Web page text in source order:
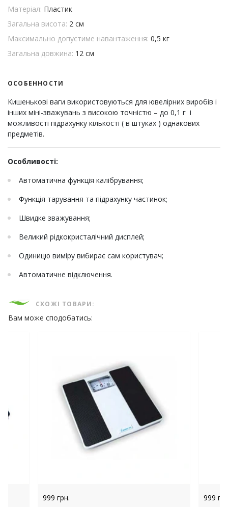
Матеріал: Пластик
Загальна висота: 2 см
Максимально допустиме навантаження: 0,5 кг
Загальна довжина: 12 см
ОСОБЕННОСТИ
Кишенькові ваги використовуються для ювелірних виробів і
інших міні-зважувань з високою точністю – до 0,1 г і
можливості підрахунку кількості ( в штуках ) однакових
предметів.
Особливості:
Автоматична функція калібрування;
Функція тарування та підрахунку частинок;
Швидке зважування;
Великий рідкокристалічний дисплей;
Одиницю виміру вибирає сам користувач;
Автоматичне відключення.
СХОЖІ ТОВАРИ:
Вам може сподобатись:
999 грн.
999